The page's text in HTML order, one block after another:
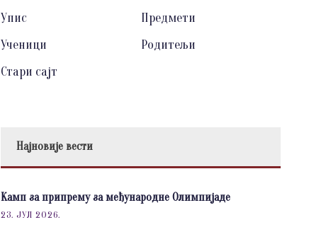
Упис
Предмети
Ученици
Родитељи
Стари сајт
Најновије вести
Камп за припрему за међународне Олимпијаде
23. ЈУЛ 2026.